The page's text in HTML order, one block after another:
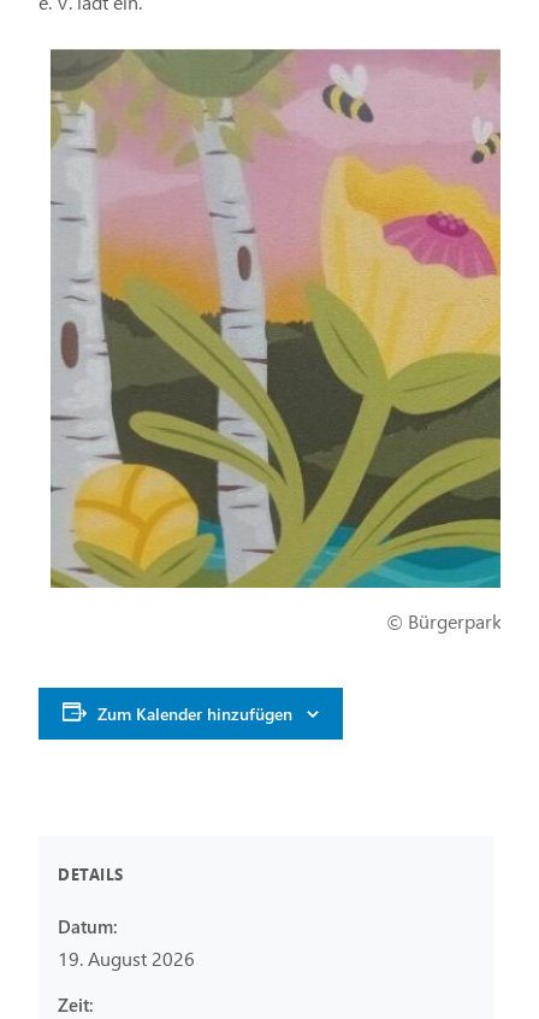
© Bürgerpark
Zum Kalender hinzufügen
DETAILS
Datum:
19. August 2026
Zeit: